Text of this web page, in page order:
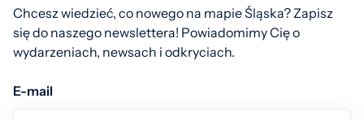
Chcesz wiedzieć, co nowego na mapie Śląska? Zapisz
się do naszego newslettera! Powiadomimy Cię o
wydarzeniach, newsach i odkryciach.
E-mail